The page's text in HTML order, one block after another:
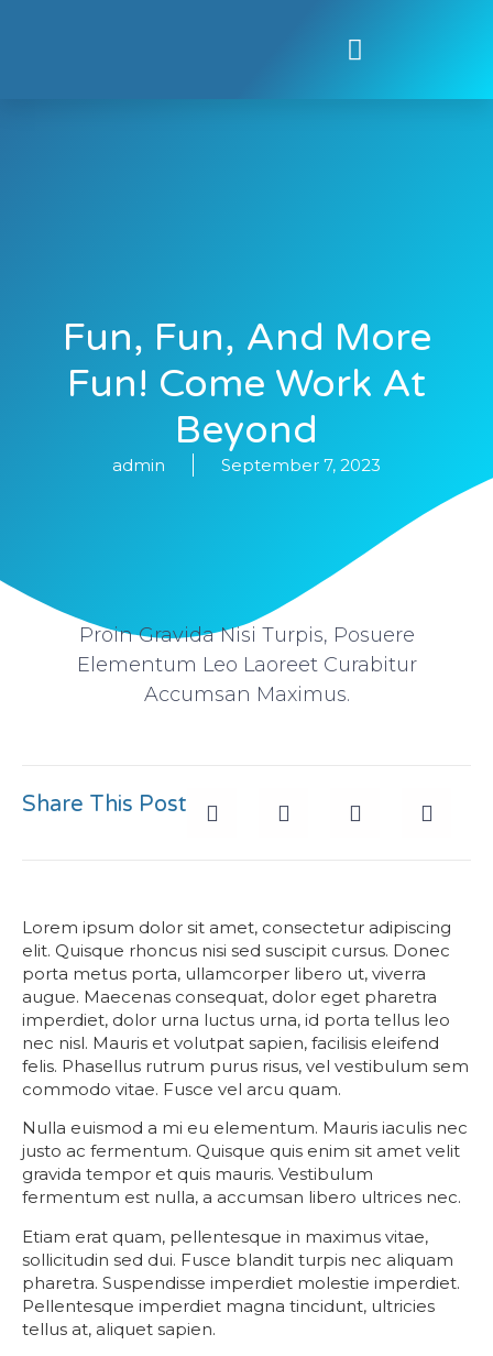
Fun, Fun, And More
Fun! Come Work At
Beyond
admin September 7, 2023
Proin Gravida Nisi Turpis, Posuere
Elementum Leo Laoreet Curabitur
Accumsan Maximus.
Share This Post
Lorem ipsum dolor sit amet, consectetur adipiscing
elit. Quisque rhoncus nisi sed suscipit cursus. Donec
porta metus porta, ullamcorper libero ut, viverra
augue. Maecenas consequat, dolor eget pharetra
imperdiet, dolor urna luctus urna, id porta tellus leo
nec nisl. Mauris et volutpat sapien, facilisis eleifend
felis. Phasellus rutrum purus risus, vel vestibulum sem
commodo vitae. Fusce vel arcu quam.
Nulla euismod a mi eu elementum. Mauris iaculis nec
justo ac fermentum. Quisque quis enim sit amet velit
gravida tempor et quis mauris. Vestibulum
fermentum est nulla, a accumsan libero ultrices nec.
Etiam erat quam, pellentesque in maximus vitae,
sollicitudin sed dui. Fusce blandit turpis nec aliquam
pharetra. Suspendisse imperdiet molestie imperdiet.
Pellentesque imperdiet magna tincidunt, ultricies
tellus at, aliquet sapien.